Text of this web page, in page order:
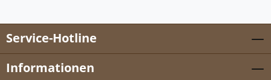
Service-Hotline
Informationen